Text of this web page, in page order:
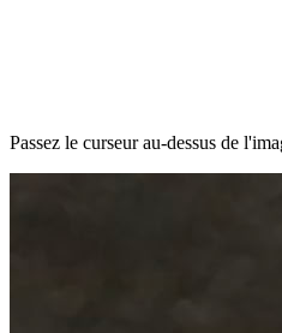
Passez le curseur au-dessus de